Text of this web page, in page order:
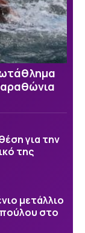
για την
της
μετάλλιο
στο